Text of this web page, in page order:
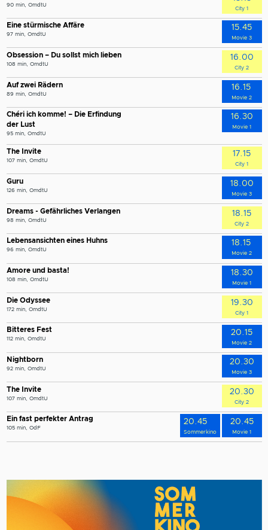
90 min, OmdtU
City 1
Eine stürmische Affäre
97 min, OmdtU
15.45
Movie 3
Obsession – Du sollst mich lieben
108 min, OmdtU
16.00
City 2
Auf zwei Rädern
89 min, OmdtU
16.15
Movie 2
Chéri ich komme! – Die Erfindung
der Lust
95 min, OmdtU
16.30
Movie 1
The Invite
107 min, OmdtU
17.15
City 1
Guru
126 min, OmdtU
18.00
Movie 3
Dreams - Gefährliches Verlangen
98 min, OmdtU
18.15
City 2
Lebensansichten eines Huhns
96 min, OmdtU
18.15
Movie 2
Amore und basta!
108 min, OmdtU
18.30
Movie 1
Die Odyssee
172 min, OmdtU
19.30
City 1
Bitteres Fest
112 min, OmdtU
20.15
Movie 2
Nightborn
92 min, OmdtU
20.30
Movie 3
The Invite
107 min, OmdtU
20.30
City 2
Ein fast perfekter Antrag
105 min, OdF
20.45
Sommerkino
20.45
Movie 1